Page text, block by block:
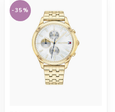
-35%